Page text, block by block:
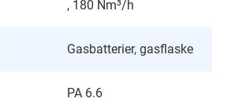
, 180 Nm³/h
Gasbatterier, gasflaske
PA 6.6